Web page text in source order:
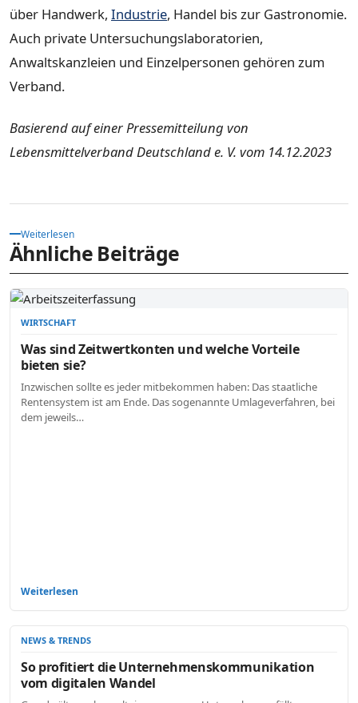
über Handwerk, Industrie, Handel bis zur Gastronomie.
Auch private Untersuchungslaboratorien,
Anwaltskanzleien und Einzelpersonen gehören zum
Verband.
Basierend auf einer Pressemitteilung von
Lebensmittelverband Deutschland e. V. vom 14.12.2023
Weiterlesen
Ähnliche Beiträge
WIRTSCHAFT
Was sind Zeitwertkonten und welche Vorteile
bieten sie?
Inzwischen sollte es jeder mitbekommen haben: Das staatliche
Rentensystem ist am Ende. Das sogenannte Umlageverfahren, bei
dem jeweils…
Weiterlesen
NEWS & TRENDS
So profitiert die Unternehmenskommunikation
vom digitalen Wandel